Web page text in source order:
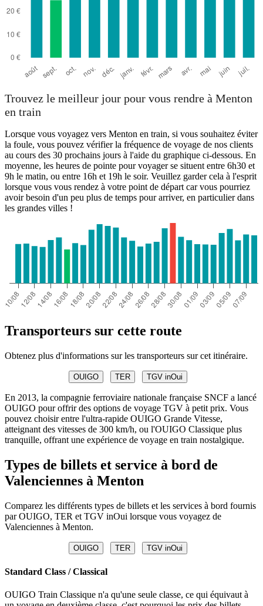
Trouvez le meilleur jour pour vous rendre à Menton
en train
Lorsque vous voyagez vers Menton en train, si vous souhaitez éviter
la foule, vous pouvez vérifier la fréquence de voyage de nos clients
au cours des 30 prochains jours à l'aide du graphique ci-dessous. En
moyenne, les heures de pointe pour voyager se situent entre 6h30 et
9h le matin, ou entre 16h et 19h le soir. Veuillez garder cela à l'esprit
lorsque vous vous rendez à votre point de départ car vous pourriez
avoir besoin d'un peu plus de temps pour arriver, en particulier dans
les grandes villes !
Transporteurs sur cette route
Obtenez plus d'informations sur les transporteurs sur cet itinéraire.
OUIGO TER TGV inOui
En 2013, la compagnie ferroviaire nationale française SNCF a lancé
OUIGO pour offrir des options de voyage TGV à petit prix. Vous
pouvez choisir entre l'ultra-rapide OUIGO Grande Vitesse,
atteignant des vitesses de 300 km/h, ou l'OUIGO Classique plus
tranquille, offrant une expérience de voyage en train nostalgique.
Types de billets et service à bord de
Valenciennes à Menton
Comparez les différents types de billets et les services à bord fournis
par OUIGO, TER et TGV inOui lorsque vous voyagez de
Valenciennes à Menton.
OUIGO TER TGV inOui
Standard Class / Classical
OUIGO Train Classique n'a qu'une seule classe, ce qui équivaut à